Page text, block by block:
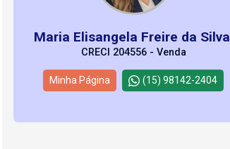
Maria Elisangela Freire da Silva
CRECI 204556 - Venda
Minha Página (15) 98142-2404